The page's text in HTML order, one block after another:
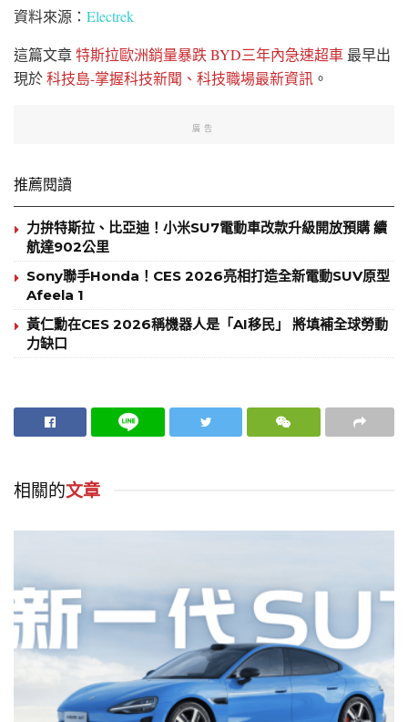
資料來源： Electrek
這篇文章特斯拉歐洲銷量暴跌 BYD三年內急速超車 最早出
現於科技島-掌握科技新聞、科技職場最新資訊 。
廣告
推薦閱讀
力拚特斯拉、比亞迪！小米SU7電動車改款升級開放預購 續
航達902公里
Sony聯手Honda！CES 2026亮相打造全新電動SUV原型
Afeela 1
黃仁勳在CES 2026稱機器人是「AI移民」 將填補全球勞動
力缺口
相關的文章